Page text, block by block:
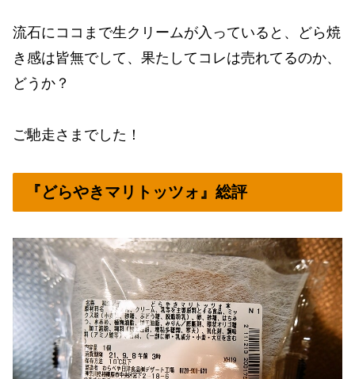
流石にココまで生クリームが入っていると、どら焼
き感は皆無でして、果たしてコレは売れてるのか、
どうか？
ご馳走さまでした！
『どらやきマリトッツォ』総評